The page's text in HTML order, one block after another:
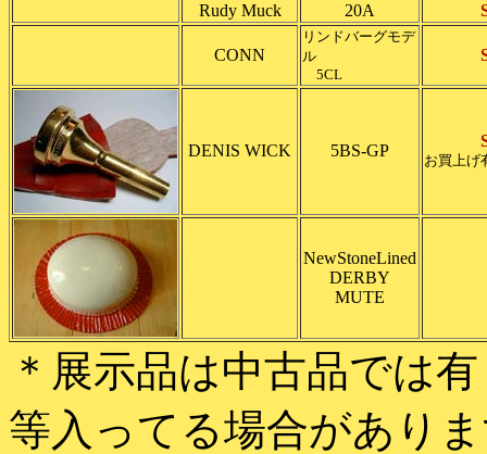
Rudy Muck 20A
CONN
リンドバーグモデ
ル
5CL
DENIS WICK 5BS-GP
お買上げ
NewStoneLined
DERBY
MUTE
＊展示品は中古品では
等入ってる場合があり